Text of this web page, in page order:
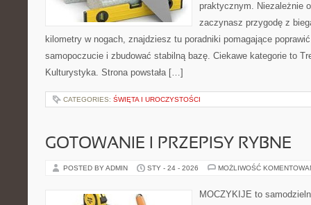
praktycznym. Niezależnie
zaczynasz przygodę z
kilometry w nogach, znajdziesz tu poradniki pomagające
samopoczucie i zbudować stabilną bazę. Ciekawe kategorie to
Kulturystyka. Strona powstała […]
CATEGORIES: ŚWIĘTA I UROCZYSTOŚCI
GOTOWANIE I PRZEPISY RYBNE
POSTED BY ADMIN STY - 24 - 2026 MOŻLIWOŚĆ
MOCZYKIJE to